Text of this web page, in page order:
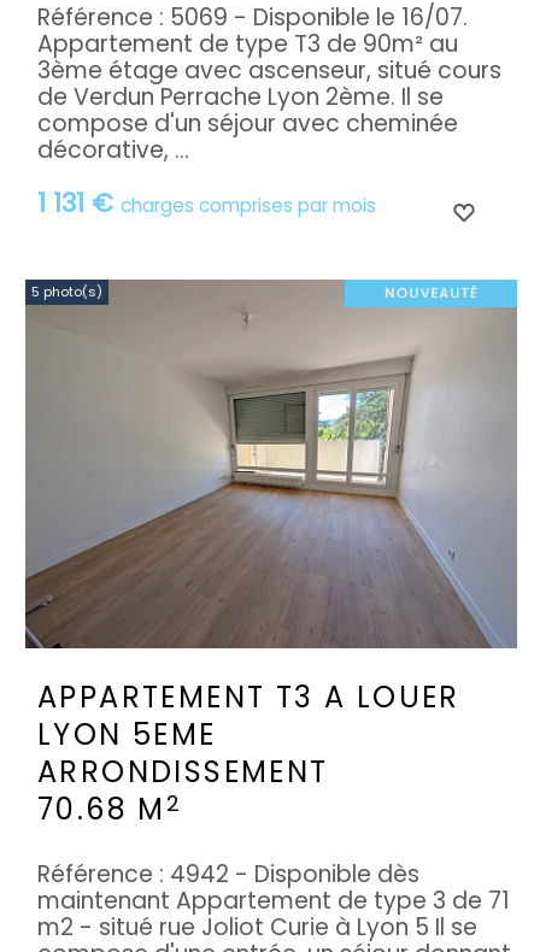
1 131 € charges comprises par mois
Référence : 5069 - Disponible le 16/07.
Appartement de type T3 de 90m² au
3ème étage avec ascenseur, situé cours
de Verdun Perrache Lyon 2ème. Il se
compose d'un séjour avec cheminée
décorative, ...
5 photo(s)
APPARTEMENT T3 A LOUER
LYON 5EME
ARRONDISSEMENT
70.68 M 2
Référence : 4942 - Disponible dès
maintenant Appartement de type 3 de 71
m2 - situé rue Joliot Curie à Lyon 5 Il se